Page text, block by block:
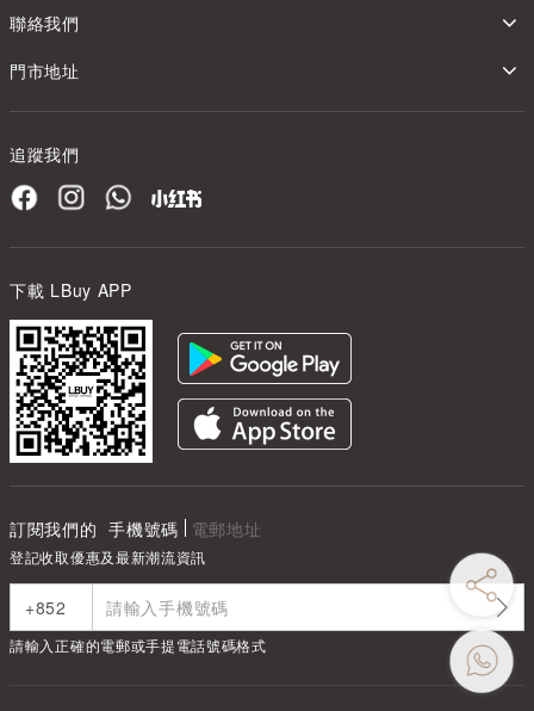
聯絡我們
門市地址
追蹤我們
下載 LBuy APP
訂閱我們的 手機號碼 電郵地址
登記收取優惠及最新潮流資訊
請輸入正確的電郵或手提電話號碼格式